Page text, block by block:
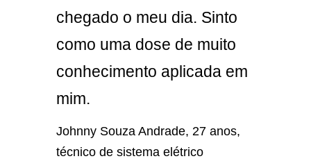
chegado o meu dia. Sinto
como uma dose de muito
conhecimento aplicada em
mim.
Johnny Souza Andrade, 27 anos,
técnico de sistema elétrico